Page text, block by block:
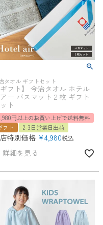
タオル ギフトセット
ギフト】 今治タオル ホテル
ー バスマット２枚 ギフト
ト
円以上のお買い上げで送料無料
フト
2-3日営業日出荷
特別価格 ¥4,980税込
詳細を見る